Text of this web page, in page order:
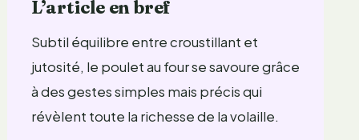
L’article en bref
Subtil équilibre entre croustillant et
jutosité, le poulet au four se savoure grâce
à des gestes simples mais précis qui
révèlent toute la richesse de la volaille.